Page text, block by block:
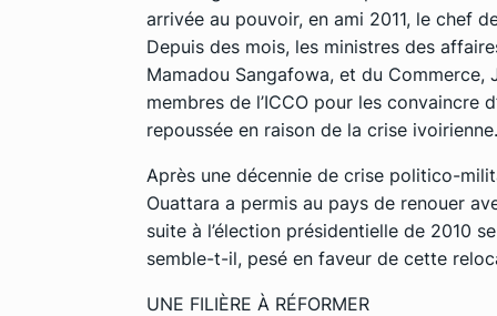
arrivée au pouvoir, en ami 2011, le chef
Depuis des mois, les ministres des
Mamadou Sangafowa, et du
membres de l’ICCO pour les convaincre
repoussée en raison de la crise ivoirienne.
Après une décennie de crise politico-
Ouattara a permis au pays de renouer
suite à l’élection présidentielle de 2010
semble-t-il, pesé en faveur de cette
UNE FILIÈRE À RÉFORMER